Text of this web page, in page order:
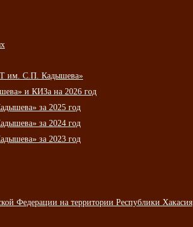
им. С.П. Кадышева»
и КИЗа на 2026 год
за 2025 год
за 2024 год
за 2023 год
Федерации на территории Республики Хакасия